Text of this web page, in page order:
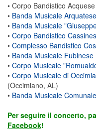
• Corpo Bandistico
• Banda Musicale Arquatese
• Banda Musicale
• Corpo Bandistico
• Complesso Bandistico
• Banda Musicale Fubinese
• Corpo Musicale
• Corpo Musicale di
(Occimiano, AL)
• Banda Musicale
Per seguire il concerto,
Facebook!